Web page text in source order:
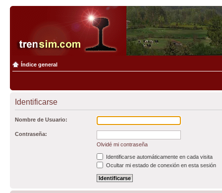
Índice general
Identificarse
Nombre de Usuario:
Contraseña:
Olvidé mi contraseña
Identificarse automáticamente en cada visita
Ocultar mi estado de conexión en esta sesión